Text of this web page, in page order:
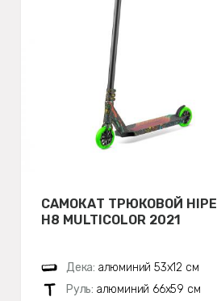
САМОКАТ ТРЮКОВОЙ HIPE
H8 MULTICOLOR 2021
Дека: алюминий 53х12 см
Руль: алюминий 66х59 см